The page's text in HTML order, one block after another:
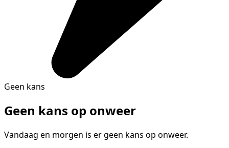
Geen kans
Geen kans op onweer
Vandaag en morgen is er geen kans op onweer.